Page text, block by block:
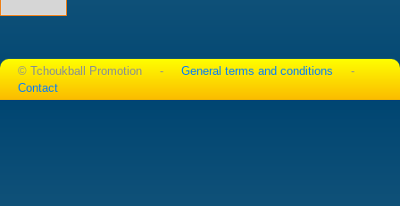
© Tchoukball Promotion - General terms and conditions -
Contact